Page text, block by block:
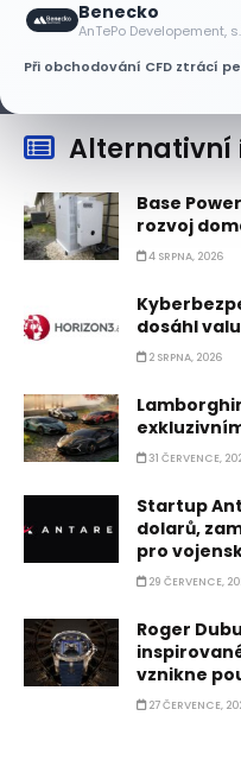
Benecko
AnTePo Developement,
Při obchodování CFD ztrácí
Alternativní
Base
rozvoj
4 SRPNA, 2026
dosáhl
2 SRPNA, 2026
31 ČERVENCE,
Startup
dolarů,
pro
29 ČERVENCE,
Roger
vznikne
27 ČERVENCE,